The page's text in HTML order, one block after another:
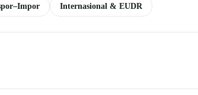
Internasional & EUDR